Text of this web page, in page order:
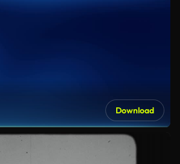
Download